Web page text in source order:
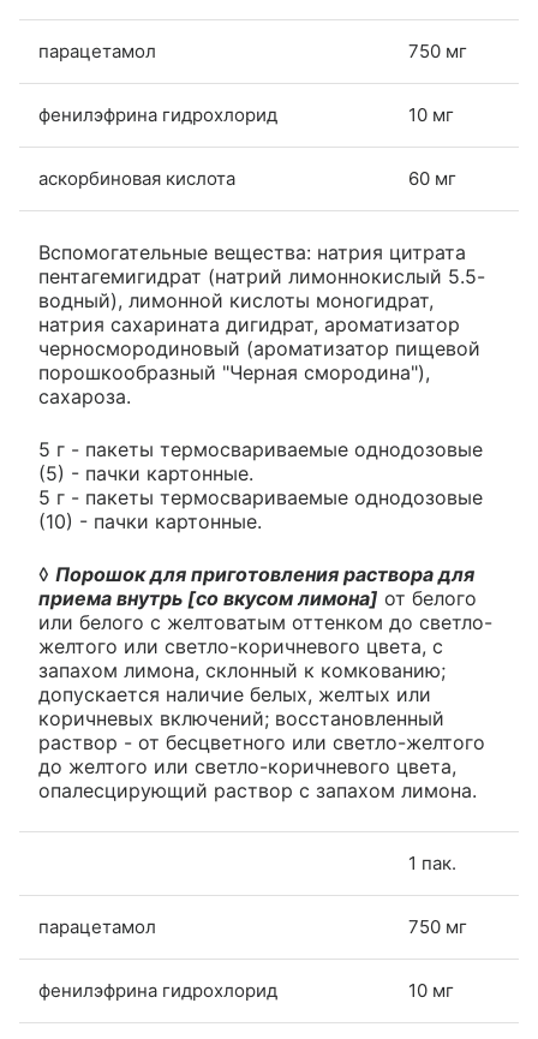
парацетамол 750 мг
фенилэфрина гидрохлорид 10 мг
аскорбиновая кислота 60 мг
Вспомогательные вещества: натрия цитрата
пентагемигидрат (натрий лимоннокислый 5.5-
водный), лимонной кислоты моногидрат,
натрия сахарината дигидрат, ароматизатор
черносмородиновый (ароматизатор пищевой
порошкообразный "Черная смородина"),
сахароза.
5 г - пакеты термосвариваемые однодозовые
(5) - пачки картонные.
5 г - пакеты термосвариваемые однодозовые
(10) - пачки картонные.
◊ Порошок для приготовления раствора для
приема внутрь [со вкусом лимона] от белого
или белого с желтоватым оттенком до светло-
желтого или светло-коричневого цвета, с
запахом лимона, склонный к комкованию;
допускается наличие белых, желтых или
коричневых включений; восстановленный
раствор - от бесцветного или светло-желтого
до желтого или светло-коричневого цвета,
опалесцирующий раствор с запахом лимона.
1 пак.
парацетамол 750 мг
фенилэфрина гидрохлорид 10 мг